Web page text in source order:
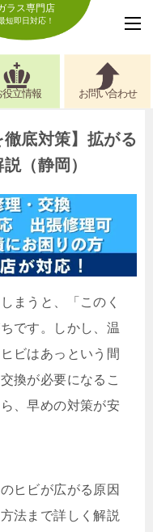
ラス専門店
短即日対応！
役立情報 お問い合わせ
徹底対策】拡がる
（静岡）
まうと、「このく
です。しかし、温
ビはあっという間
換が必要になるこ
、早めの対策が安
ヒビが広がる原因
法まで詳しく解説